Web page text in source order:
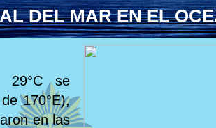
DEL MAR EN EL
29°C se
170°E),
en las